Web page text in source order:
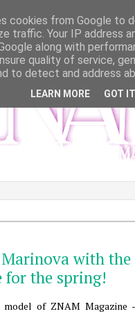
with the
for the spring!
of ZNAM Magazine
cookies from Google to
traffic. Your IP address
along with
quality of service,
to detect and address
LEARN MORE GOT IT